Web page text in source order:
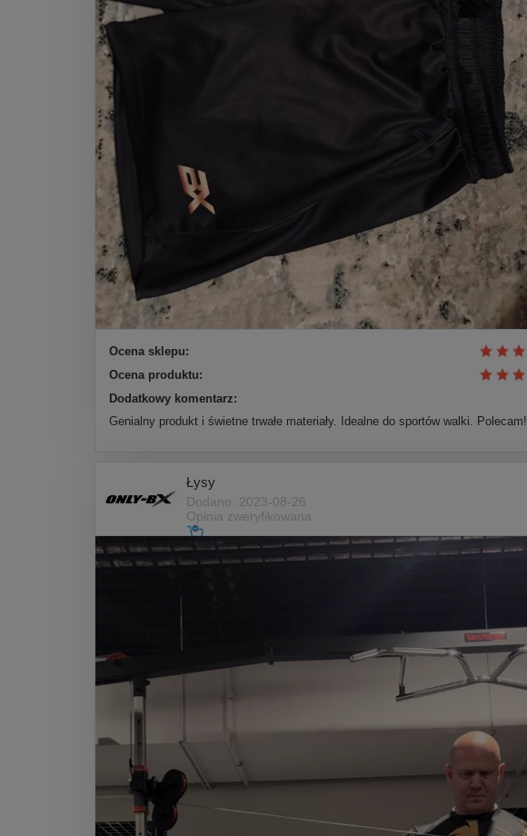
Ocena sklepu:
Ocena produktu:
Dodatkowy komentarz:
Genialny produkt i świetne trwałe materiały. Idealne do sportów walki. Polecam!
Łysy
Dodano: 2023-08-26
Opinia zweryfikowana